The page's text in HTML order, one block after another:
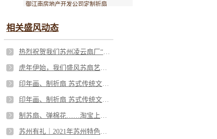
御江南房地产开发公司定制折扇
相关盛风动态